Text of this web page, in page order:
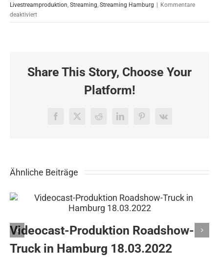
Livestreamproduktion Streaming Streaming Hamburg | Kommentare
deaktiviertfür
Digitale
Pandemie
Share This Story, Choose Your
Platform!
Facebook
X RedditLinkedInPinterest
Vk
Ähnliche Beiträge
Videocast-Produktion Roadshow-
Truck in Hamburg 18.03.2022